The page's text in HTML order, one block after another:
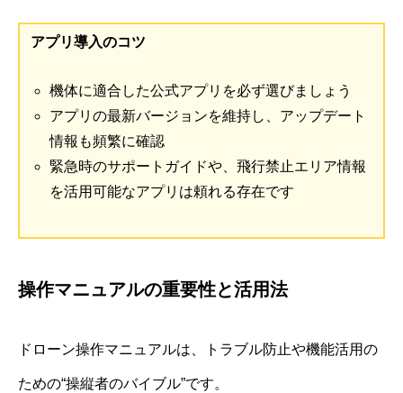
アプリ導入のコツ
機体に適合した公式アプリを必ず選びましょう
アプリの最新バージョンを維持し、アップデート
情報も頻繁に確認
緊急時のサポートガイドや、飛行禁止エリア情報
を活用可能なアプリは頼れる存在です
操作マニュアルの重要性と活用法
ドローン操作マニュアルは、トラブル防止や機能活用の
ための“操縦者のバイブル”です。